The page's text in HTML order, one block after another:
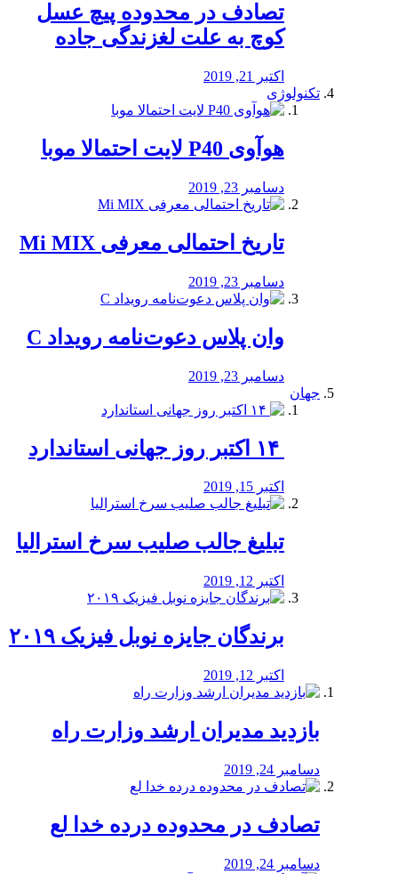
تصادف در محدوده پیچ عسل
کوچ به علت لغزندگی جاده
اکتبر 21, 2019
تکنولوژی
هوآوی P40 لایت احتمالا موبا
دسامبر 23, 2019
تاریخ احتمالی معرفی Mi MIX
دسامبر 23, 2019
وان پلاس دعوت‌نامه رویداد C
دسامبر 23, 2019
جهان
اکتبر 15, 2019
تبلیغ جالب صلیب سرخ استرالیا
اکتبر 12, 2019
برندگان جایزه نوبل فیزیک ۲۰۱۹
اکتبر 12, 2019
بازدید مدیران ارشد وزارت راه
دسامبر 24, 2019
تصادف در محدوده درده خدا لع
دسامبر 24, 2019